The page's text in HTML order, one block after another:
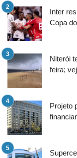
Inter
Copa
Niterói
feira;
Projeto